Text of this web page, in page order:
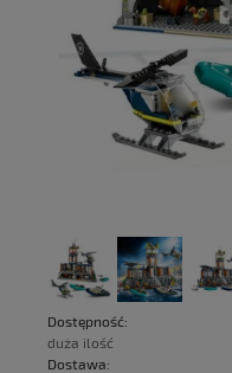
Dostępność:
duża ilość
Dostawa: